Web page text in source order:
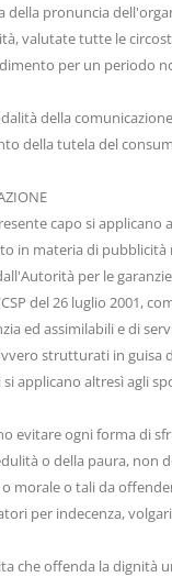
della pronuncia
valutate tutte le
per un periodo
della
della tutela del
capo si applicano
in materia di pubblicità
per le
del 26 luglio 2001,
ed assimilabili e di
strutturati in guisa
applicano altresì agli
evitare ogni forma di
o della paura, non
morale o tali da
per indecenza,
che offenda la dignità